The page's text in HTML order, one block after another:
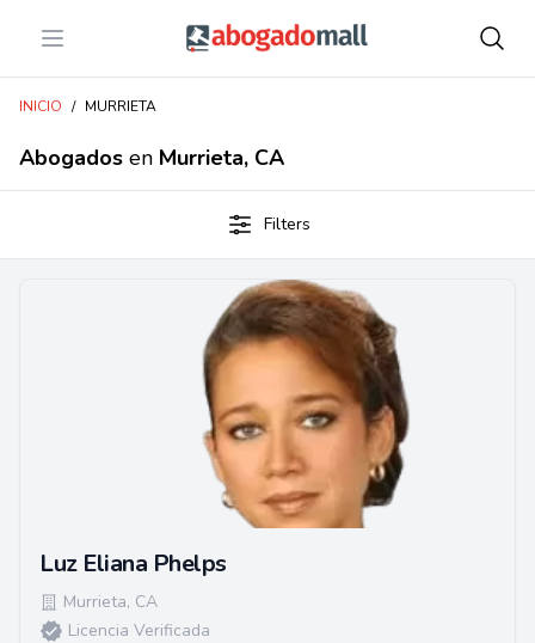
Open menu Abogadomall
INICIO / MURRIETA
Abogados en Murrieta, CA
Filters
Luz Eliana Phelps
Murrieta, CA
Licencia Verificada